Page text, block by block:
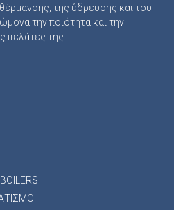
της ύδρευσης και του
την ποιότητα και την
πελάτες της.